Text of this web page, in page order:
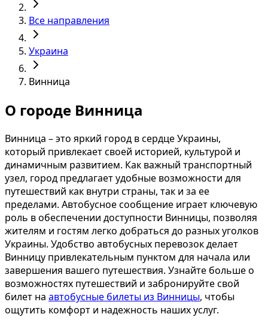
Все направления
Украина
Винница
О городе Винница
Винница – это яркий город в сердце Украины,
который привлекает своей историей, культурой и
динамичным развитием. Как важный транспортный
узел, город предлагает удобные возможности для
путешествий как внутри страны, так и за ее
пределами. Автобусное сообщение играет ключевую
роль в обеспечении доступности Винницы, позволяя
жителям и гостям легко добраться до разных уголков
Украины. Удобство автобусных перевозок делает
Винницу привлекательным пунктом для начала или
завершения вашего путешествия. Узнайте больше о
возможностях путешествий и забронируйте свой
билет на автобусные билеты из Винницы, чтобы
ощутить комфорт и надежность наших услуг.